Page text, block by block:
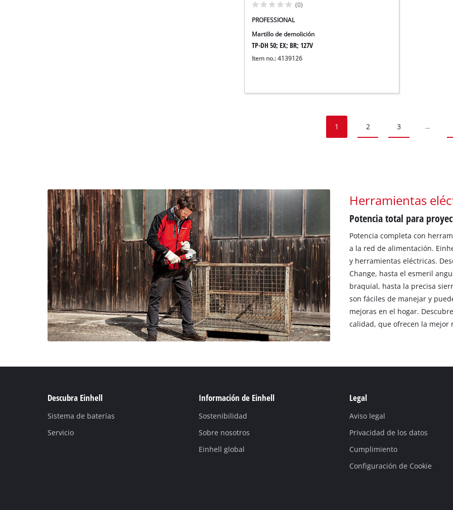
(0)
PROFESSIONAL
Martillo de demolición
TP-DH 50; EX; BR; 127V
Item no.: 4139126
1 2 3 ...
Herramientas
Potencia total para
Potencia completa con
a la red de alimentación.
y herramientas eléctricas.
Change, hasta el esmeril
braquial, hasta la precisa
son fáciles de manejar y
mejoras en el hogar.
calidad, que ofrecen la
Descubra Einhell
Sistema de baterías
Servicio
Información de Einhell
Sostenibilidad
Sobre nosotros
Einhell global
Legal
Aviso legal
Privacidad de los datos
Cumplimiento
Configuración de Cookie